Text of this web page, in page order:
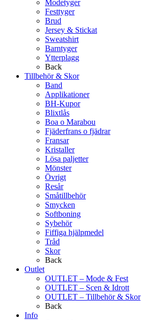
Modetyger
Festtyger
Brud
Jersey & Stickat
Sweatshirt
Barntyger
Ytterplagg
Back
Tillbehör & Skor
Band
Applikationer
BH-Kupor
Blixtlås
Boa o Marabou
Fjäderfrans o fjädrar
Fransar
Kristaller
Lösa paljetter
Mönster
Övrigt
Resår
Småtillbehör
Smycken
Softboning
Sybehör
Fiffiga hjälpmedel
Tråd
Skor
Back
Outlet
OUTLET – Mode & Fest
OUTLET – Scen & Idrott
OUTLET – Tillbehör & Skor
Back
Info